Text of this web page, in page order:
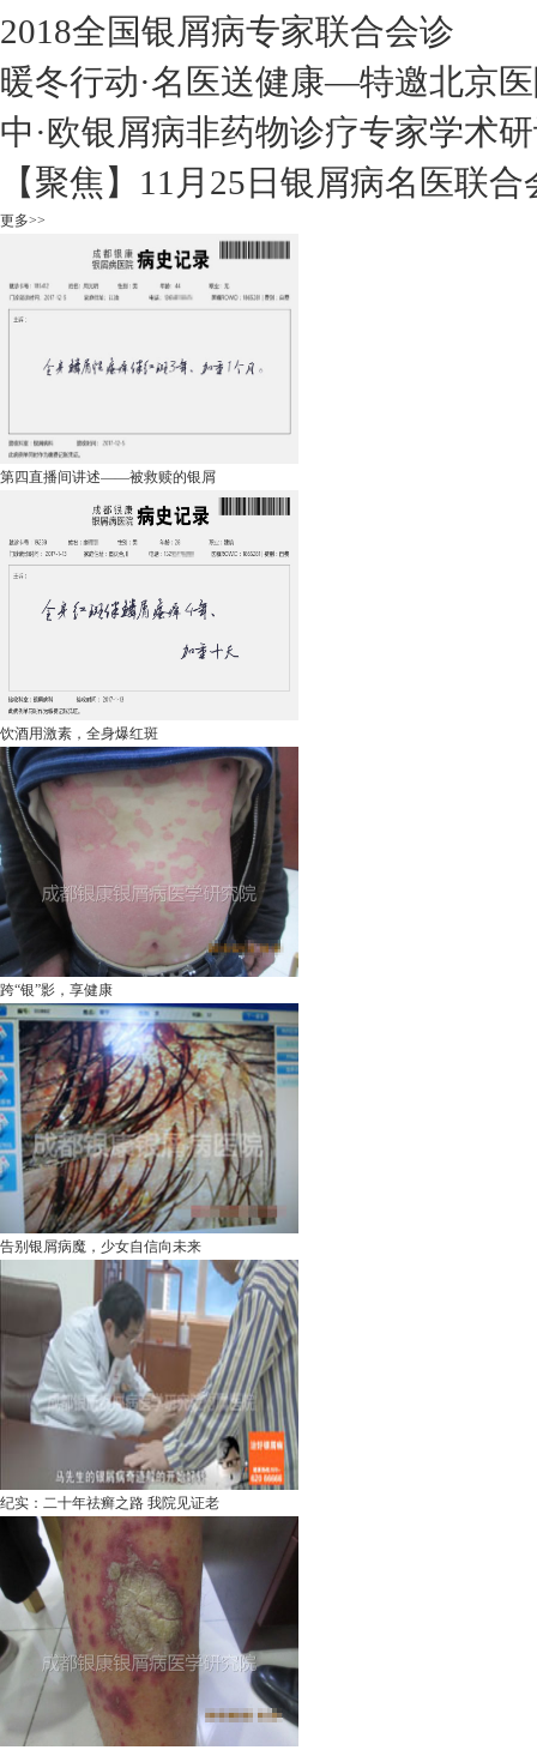
2018全国银屑病专家联合会诊
暖冬行动·名医送健康—特邀北京
中·欧银屑病非药物诊疗专家学术
【聚焦】11月25日银屑病名医联合
更多>>
第四直播间讲述——被救赎的银屑
饮酒用激素，全身爆红斑
跨“银”影，享健康
告别银屑病魔，少女自信向未来
纪实：二十年祛癣之路 我院见证老